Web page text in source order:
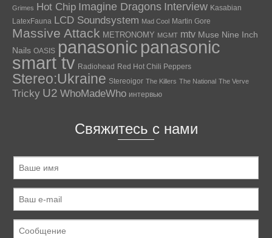
Grimes Hot Chip Imagine Dragons Interview Kasabian
LatexFauna LCD Soundsystem Mad Cool Martin Gore
Massive Attack METRONOMY MGMT mtv Muse Nine Inch
Nails OASIS panasonic panasonic
smart tv Radiohead Red Hot Chili Peppers
Stereo:Ukraine Stereoigor The Killers The National The Verve
Tricky U2 WhoMadeWho интервью
Свяжитесь с нами